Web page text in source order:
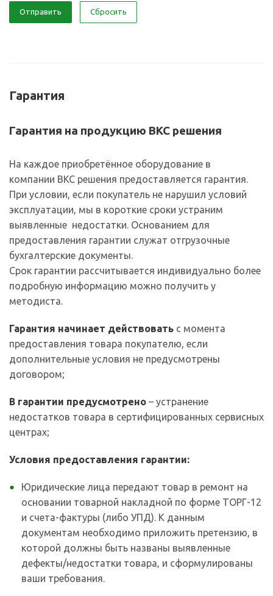
Отправить Сбросить
Гарантия
Гарантия на продукцию ВКС решения
На каждое приобретённое оборудование в
компании ВКС решения предоставляется гарантия.
При условии, если покупатель не нарушил условий
эксплуатации, мы в короткие сроки устраним
выявленные недостатки. Основанием для
предоставления гарантии служат отгрузочные
бухгалтерские документы.
Срок гарантии рассчитывается индивидуально более
подробную информацию можно получить у
методиста.
Гарантия начинает действовать с момента
предоставления товара покупателю, если
дополнительные условия не предусмотрены
договором;
В гарантии предусмотрено – устранение
недостатков товара в сертифицированных сервисных
центрах;
Условия предоставления гарантии:
Юридические лица передают товар в ремонт на
основании товарной накладной по форме ТОРГ-12
и счета-фактуры (либо УПД). К данным
документам необходимо приложить претензию, в
которой должны быть названы выявленные
дефекты/недостатки товара, и сформулированы
ваши требования.